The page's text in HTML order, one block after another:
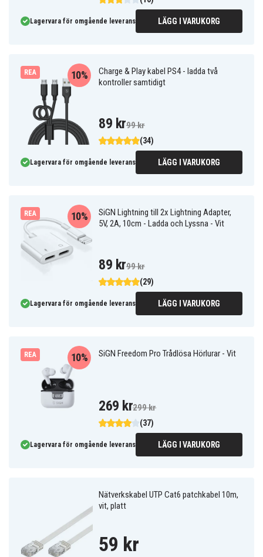
Lagervara för omgående leverans LÄGG I VARUKORG
REA
Charge & Play kabel PS4 - ladda två
kontroller samtidigt
(34)
10%
89 kr99 kr
Lagervara för omgående leverans LÄGG I VARUKORG
REA
SiGN Lightning till 2x Lightning Adapter,
5V, 2A, 10cm - Ladda och Lyssna - Vit
(29)
10%
89 kr99 kr
Lagervara för omgående leverans LÄGG I VARUKORG
REA SiGN Freedom Pro Trådlösa Hörlurar - Vit
(37)
10%
269 kr299 kr
Lagervara för omgående leverans LÄGG I VARUKORG
Nätverkskabel UTP Cat6 patchkabel 10m,
vit, platt
59 kr